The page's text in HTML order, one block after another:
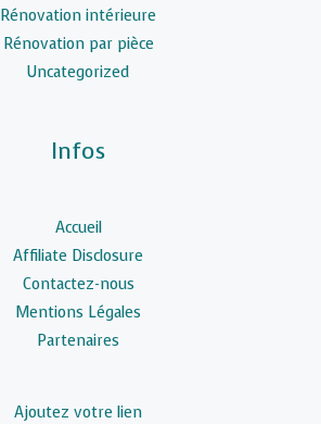
Rénovation intérieure
Rénovation par pièce
Uncategorized
Infos
Accueil
Affiliate Disclosure
Contactez-nous
Mentions Légales
Partenaires
Ajoutez votre lien